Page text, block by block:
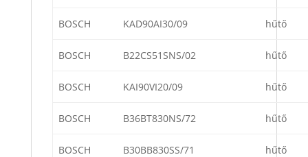
BOSCH KAD90AI30/09 hűtő
BOSCH B22CS51SNS/02 hűtő
BOSCH KAI90VI20/09 hűtő
BOSCH B36BT830NS/72 hűtő
BOSCH B30BB830SS/71 hűtő